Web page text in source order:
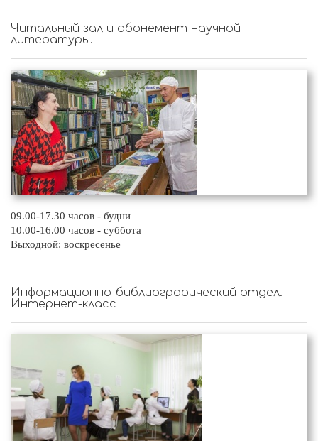
Читальный зал и абонемент научной
литературы.
09.00-17.30 часов - будни
10.00-16.00 часов - суббота
Выходной: воскресенье
Информационно-библиографический отдел.
Интернет-класс